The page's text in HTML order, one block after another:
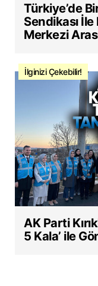
Türkiye’de
Sendikası İle
Merkezi
İlginizi Çekebilir!
AK Parti
5 Kala’ ile